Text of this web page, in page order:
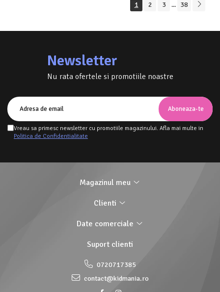
1 2 3 ... 38
Newsletter
Nu rata ofertele si promotiile noastre
Vreau sa primesc newsletter cu promotiile magazinului. Afla mai multe in
Politica de Confidentialitate
Magazinul meu
Clienti
Date comerciale
Suport clienti
0720717385
contact@kidmania.ro